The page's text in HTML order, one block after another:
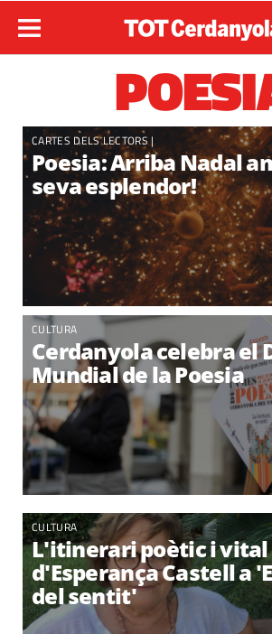
CARTES DELS LECTORS|
Poesia: Arriba Nadal
seva esplendor!
CULTURA
Cerdanyola celebra el
Mundial de la Poesia
CULTURA
L'itinerari poètic i vital
d'Esperança Castell a
del sentit'